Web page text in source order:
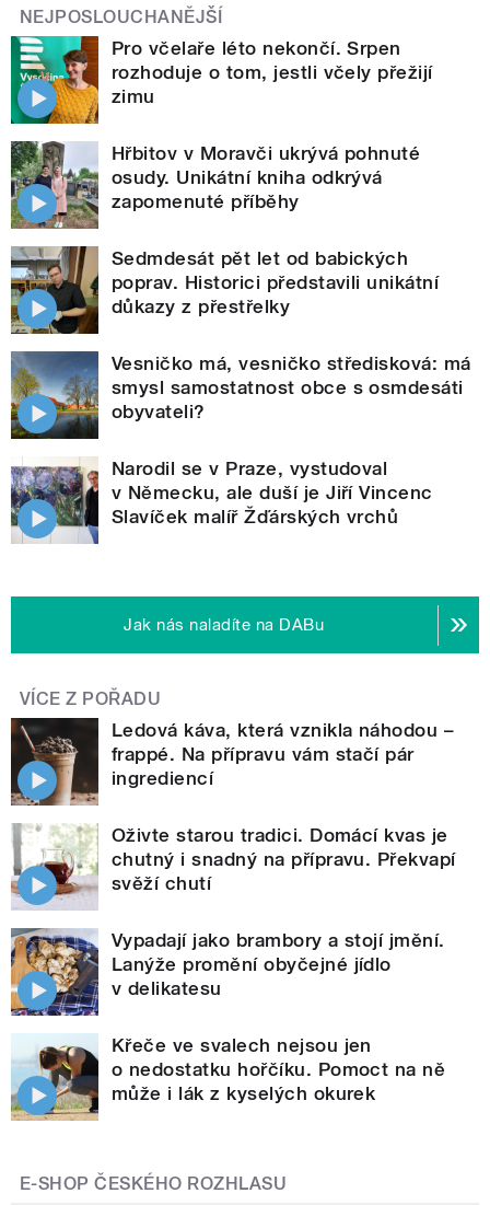
NEJPOSLOUCHANĚJŠÍ
Pro včelaře léto nekončí. Srpen
rozhoduje o tom, jestli včely přežijí
zimu
Hřbitov v Moravči ukrývá pohnuté
osudy. Unikátní kniha odkrývá
zapomenuté příběhy
Sedmdesát pět let od babických
poprav. Historici představili unikátní
důkazy z přestřelky
Vesničko má, vesničko středisková: má
smysl samostatnost obce s osmdesáti
obyvateli?
Narodil se v Praze, vystudoval
v Německu, ale duší je Jiří Vincenc
Slavíček malíř Žďárských vrchů
Jak nás naladíte na DABu
VÍCE Z POŘADU
Ledová káva, která vznikla náhodou –
frappé. Na přípravu vám stačí pár
ingrediencí
Oživte starou tradici. Domácí kvas je
chutný i snadný na přípravu. Překvapí
svěží chutí
Vypadají jako brambory a stojí jmění.
Lanýže promění obyčejné jídlo
v delikatesu
Křeče ve svalech nejsou jen
o nedostatku hořčíku. Pomoct na ně
může i lák z kyselých okurek
E-SHOP ČESKÉHO ROZHLASU